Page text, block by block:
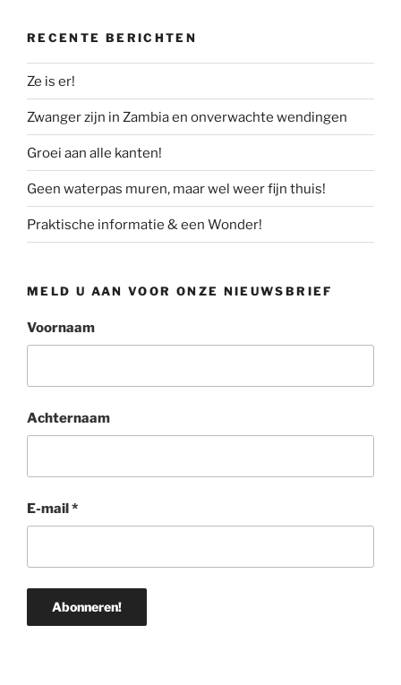
RECENTE BERICHTEN
Ze is er!
Zwanger zijn in Zambia en onverwachte wendingen
Groei aan alle kanten!
Geen waterpas muren, maar wel weer fijn thuis!
Praktische informatie & een Wonder!
MELD U AAN VOOR ONZE NIEUWSBRIEF
Voornaam
Achternaam
E-mail*